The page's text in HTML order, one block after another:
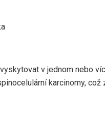
v jednom nebo
karcinomy,